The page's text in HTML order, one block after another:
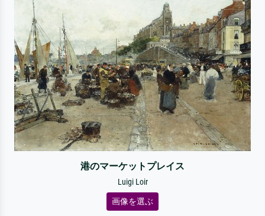
港のマーケットプレイス
Luigi Loir
画像を選ぶ